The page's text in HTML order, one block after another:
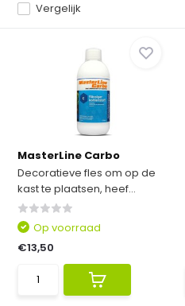
Vergelijk
MasterLine Carbo
Decoratieve fles om op de
kast te plaatsen, heef...
Op voorraad
€13,50